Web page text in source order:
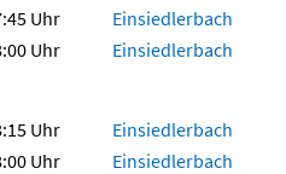
Uhr
Einsiedlerbach
Uhr Einsiedlerbach
Uhr
Einsiedlerbach
Uhr Einsiedlerbach